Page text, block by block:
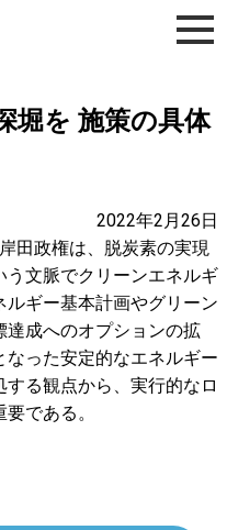
堀を 施策の具体
2022年2月26日
田政権は、脱炭素の実現
文脈でクリーンエネルギ
ギー基本計画やグリーン
達成へのオプションの拡
った安定的なエネルギー
る観点から、実行的なロ
である。